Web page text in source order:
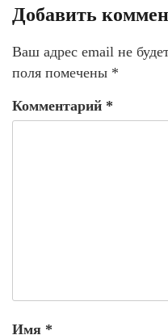
Добавить
Ваш адрес email не
поля помечены *
Комментарий *
Имя *